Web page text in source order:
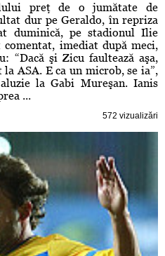
preţ de o jumătate de
dur pe Geraldo, în repriza
duminică, pe stadionul Ilie
imediat după meci,
“Dacă şi Zicu faultează aşa,
ASA. E ca un microb, se ia”,
la Gabi Mureşan. Ianis
...
572 vizualizări